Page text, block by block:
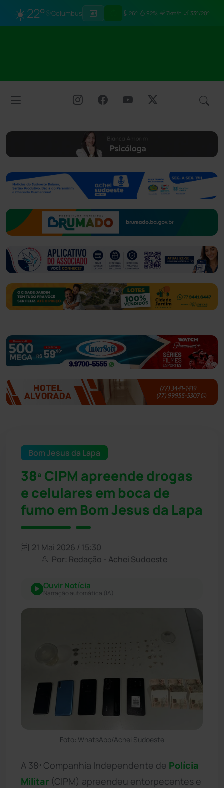
☀️22° Columbus 26° 92% 7km/h 33°/20°
Bom Jesus da Lapa
38ª CIPM apreende drogas
e celulares em boca de
fumo em Bom Jesus da Lapa
21 Mai 2026 / 15:30
Por: Redação - Achei Sudoeste
Ouvir Notícia
Narração automática (IA)
Foto: WhatsApp/Achei Sudoeste
A 38ª Companhia Independente de Polícia
Militar (CIPM) apreendeu entorpecentes e